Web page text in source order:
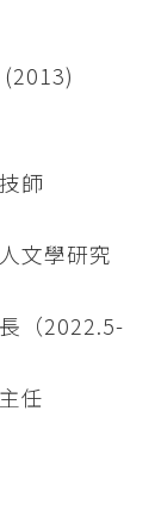
師
文學研究
（2022.5-
任